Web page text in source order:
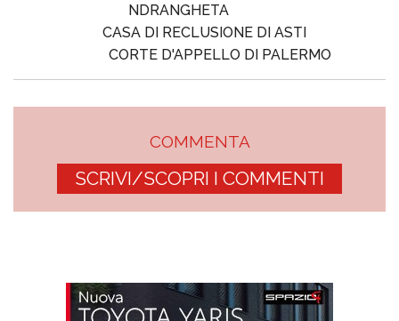
NDRANGHETA
CASA DI RECLUSIONE DI ASTI
CORTE D'APPELLO DI PALERMO
COMMENTA
SCRIVI/SCOPRI I COMMENTI